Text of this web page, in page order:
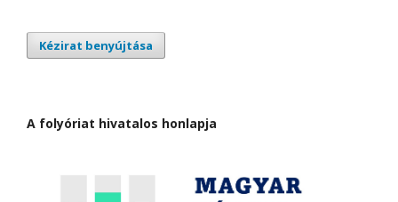
Kézirat benyújtása
A folyóriat hivatalos honlapja